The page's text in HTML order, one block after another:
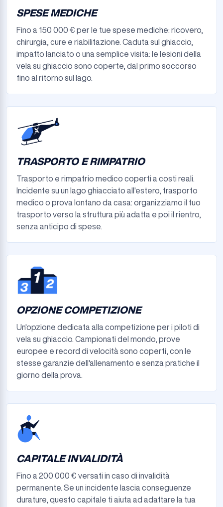
SPESE MEDICHE
Fino a 150 000 € per le tue spese mediche: ricovero,
chirurgia, cure e riabilitazione. Caduta sul ghiaccio,
impatto lanciato o una semplice visita: le lesioni della
vela su ghiaccio sono coperte, dal primo soccorso
fino al ritorno sul lago.
TRASPORTO E RIMPATRIO
Trasporto e rimpatrio medico coperti a costi reali.
Incidente su un lago ghiacciato all'estero, trasporto
medico o prova lontano da casa: organizziamo il tuo
trasporto verso la struttura più adatta e poi il rientro,
senza anticipo di spese.
OPZIONE COMPETIZIONE
Un'opzione dedicata alla competizione per i piloti di
vela su ghiaccio. Campionati del mondo, prove
europee e record di velocità sono coperti, con le
stesse garanzie dell'allenamento e senza pratiche il
giorno della prova.
CAPITALE INVALIDITÀ
Fino a 200 000 € versati in caso di invalidità
permanente. Se un incidente lascia conseguenze
durature, questo capitale ti aiuta ad adattare la tua